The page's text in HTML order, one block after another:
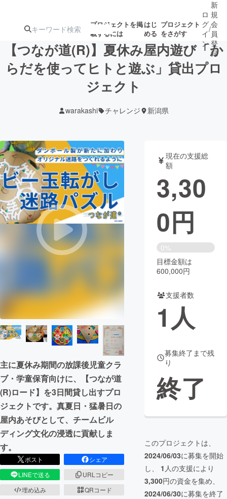
プロジェクトを掲
載するには
はじ
める
プロジェクト
をさがす
注目の新着プロ募集終了が近いプ
テクノロジー・ガジェット
映像・映画 書籍・雑誌
ビジネス・起業 チャレンジ
まちづくり・地域活性化
CAMPFIRE Creation
CAMPFIREふるさと納税machi-ya コミュニティ
ロ
グ
イ
ン
/
新
規
会
員
登
録
【つなが道(R)】夏休み屋内遊び「か
らだを使ってヒトと遊ぶ」貸出プロ
ジェクト
warakashi チャレンジ 新潟県
主に夏休み期間の放課後児童クラ
ブ・学童保育向けに、【つなが道
(R)ロード】を3日間貸し出すプロ
ジェクトです。真夏日・猛暑日の
屋内あそびとして、チームビル
ディング文化の浸透に貢献しま
す。
ポスト
シェア
LINEで送る
URLコピー
埋め込み
QRコード
現在の支援総
額
3,30
0円
0%
目標金額は
600,000円
支援者数
1人
募集終了まで残
り
終了
このプロジェクトは、
2024/06/03に募集を開始
し、 1 人の支援により
3,300円の資金を集め、
2024/06/30に募集を終了